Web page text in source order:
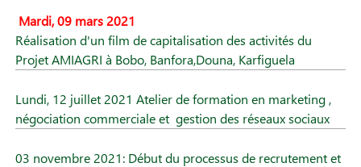
Mardi, 09 mars 2021
Réalisation d'un film de capitalisation des activités du
Projet AMIAGRI à Bobo, Banfora,Douna, Karfiguela
Lundi, 12 juillet 2021 Atelier de formation en marketing ,
négociation commerciale et gestion des réseaux sociaux
03 novembre 2021: Début du processus de recrutement et